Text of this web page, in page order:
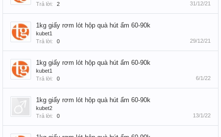
Trả lời:
2 31/12/21
1kg giấy rơm lót hộp quà hút ẩm 60-90k
kubet1
Trả lời:
0 29/12/21
1kg giấy rơm lót hộp quà hút ẩm 60-90k
kubet1
Trả lời:
0 6/1/22
1kg giấy rơm lót hộp quà hút ẩm 60-90k
kubet2
Trả lời:
0 13/1/22